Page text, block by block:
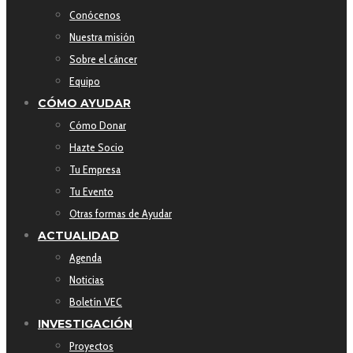
Conócenos
Nuestra misión
Sobre el cáncer
Equipo
CÓMO AYUDAR
Cómo Donar
Hazte Socio
Tu Empresa
Tu Evento
Otras formas de Ayudar
ACTUALIDAD
Agenda
Noticias
Boletín VEC
INVESTIGACIÓN
Proyectos